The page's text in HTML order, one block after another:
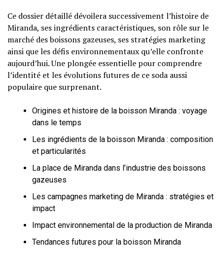
Ce dossier détaillé dévoilera successivement l’histoire de
Miranda, ses ingrédients caractéristiques, son rôle sur le
marché des boissons gazeuses, ses stratégies marketing
ainsi que les défis environnementaux qu’elle confronte
aujourd’hui. Une plongée essentielle pour comprendre
l’identité et les évolutions futures de ce soda aussi
populaire que surprenant.
Origines et histoire de la boisson Miranda : voyage
dans le temps
Les ingrédients de la boisson Miranda : composition
et particularités
La place de Miranda dans l’industrie des boissons
gazeuses
Les campagnes marketing de Miranda : stratégies et
impact
Impact environnemental de la production de Miranda
Tendances futures pour la boisson Miranda